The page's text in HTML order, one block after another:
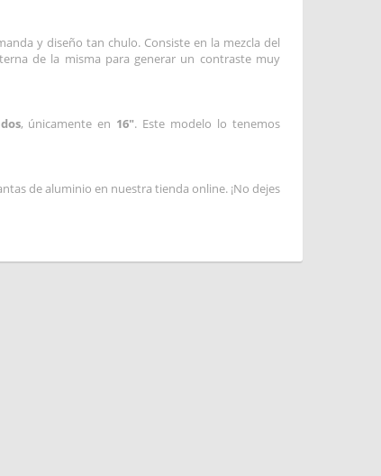
y diseño tan chulo. Consiste en la mezcla del
de la misma para generar un contraste muy
, únicamente en 16". Este modelo lo tenemos
de aluminio en nuestra tienda online. ¡No dejes